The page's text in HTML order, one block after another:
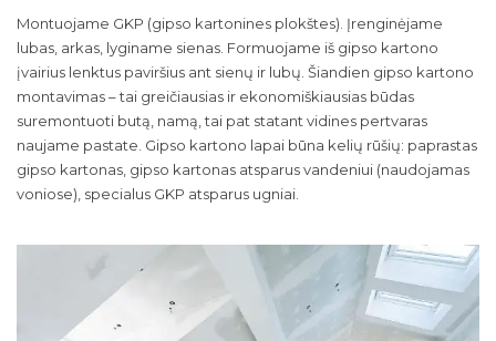
Montuojame GKP (gipso kartonines plokštes). Įrenginėjame
lubas, arkas, lyginame sienas. Formuojame iš gipso kartono
įvairius lenktus paviršius ant sienų ir lubų. Šiandien gipso kartono
montavimas – tai greičiausias ir ekonomiškiausias būdas
suremontuoti butą, namą, tai pat statant vidines pertvaras
naujame pastate. Gipso kartono lapai būna kelių rūšių: paprastas
gipso kartonas, gipso kartonas atsparus vandeniui (naudojamas
voniose), specialus GKP atsparus ugniai.